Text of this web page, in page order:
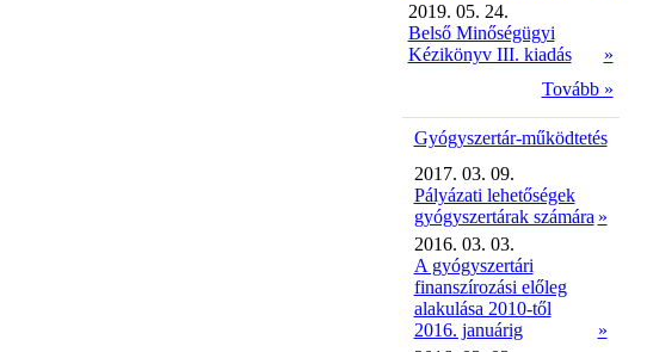
2019. 05. 24.
Belső Minőségügyi
Kézikönyv III. kiadás
»
Tovább »
Gyógyszertár-működtetés
2017. 03. 09.
Pályázati lehetőségek
gyógyszertárak számára »
2016. 03. 03.
A gyógyszertári
finanszírozási előleg
alakulása 2010-től
2016. januárig
»